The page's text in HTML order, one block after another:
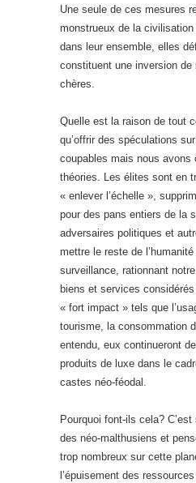
Une seule de ces mesures
monstrueux de la
dans leur ensemble, elles
constituent une inversion
chères.
Quelle est la raison de tout
qu’offrir des spéculations
coupables mais nous avons
théories. Les élites sont en
« enlever l’échelle »,
pour des pans entiers de la
adversaires politiques et
mettre le reste de
surveillance, rationnant
biens et services
« fort impact » tels que
tourisme, la consommation
entendu, eux continueront
produits de luxe dans le
castes néo-féodal.
Pourquoi font-ils cela?
des néo-malthusiens et
trop nombreux sur cette
l’épuisement des